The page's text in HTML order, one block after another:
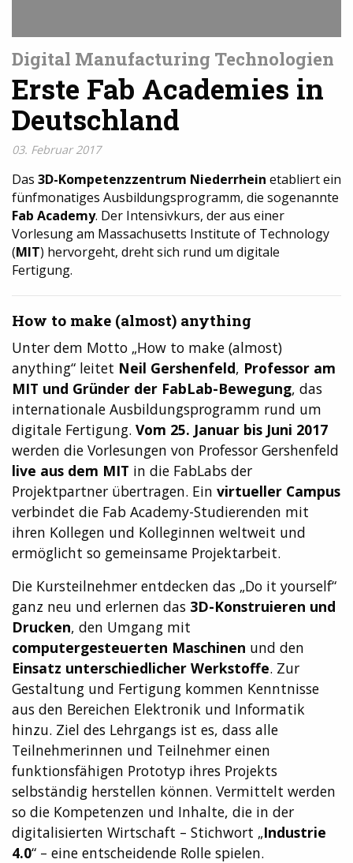
Digital Manufacturing Technologien
Erste Fab Academies in
Deutschland
03. Februar 2017
Das 3D-Kompetenzzentrum Niederrhein etabliert ein
fünfmonatiges Ausbildungsprogramm, die sogenannte
Fab Academy. Der Intensivkurs, der aus einer
Vorlesung am Massachusetts Institute of Technology
(MIT) hervorgeht, dreht sich rund um digitale
Fertigung.
How to make (almost) anything
Unter dem Motto „How to make (almost)
anything“ leitet Neil Gershenfeld, Professor am
MIT und Gründer der FabLab-Bewegung, das
internationale Ausbildungsprogramm rund um
digitale Fertigung. Vom 25. Januar bis Juni 2017
werden die Vorlesungen von Professor Gershenfeld
live aus dem MIT in die FabLabs der
Projektpartner übertragen. Ein virtueller Campus
verbindet die Fab Academy-Studierenden mit
ihren Kollegen und Kolleginnen weltweit und
ermöglicht so gemeinsame Projektarbeit.
Die Kursteilnehmer entdecken das „Do it yourself“
ganz neu und erlernen das 3D-Konstruieren und
Drucken, den Umgang mit
computergesteuerten Maschinen und den
Einsatz unterschiedlicher Werkstoffe. Zur
Gestaltung und Fertigung kommen Kenntnisse
aus den Bereichen Elektronik und Informatik
hinzu. Ziel des Lehrgangs ist es, dass alle
Teilnehmerinnen und Teilnehmer einen
funktionsfähigen Prototyp ihres Projekts
selbständig herstellen können. Vermittelt werden
so die Kompetenzen und Inhalte, die in der
digitalisierten Wirtschaft – Stichwort „Industrie
4.0“ – eine entscheidende Rolle spielen.